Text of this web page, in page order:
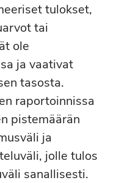
tulokset,
tai
ole
ja vaativat
tasosta.
raportoinnissa
pistemäärän
ja
jolle tulos
sanallisesti.